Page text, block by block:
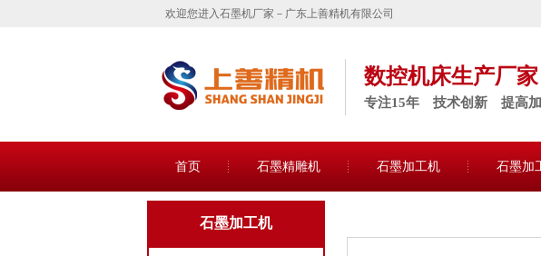
欢迎您进入石墨机厂家－广东上善精机有限公司
数控机床生产厂家
专注15年 技术创新 提高
首页 石墨精雕机 石墨加工机 石墨加
石墨加工机